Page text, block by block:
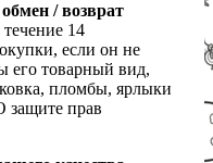
/ возврат
14
если он не
его товарный вид,
пломбы, ярлыки
защите прав